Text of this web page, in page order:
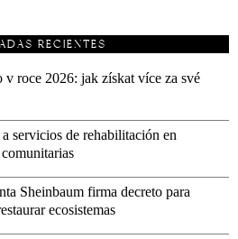
RECIENTES
roce 2026: jak získat více za své
servicios de rehabilitación en
Sheinbaum firma decreto para
ecosistemas